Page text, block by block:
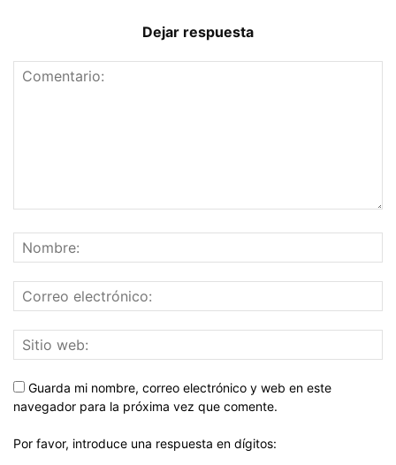
Dejar respuesta
Guarda mi nombre, correo electrónico y web en este
navegador para la próxima vez que comente.
Por favor, introduce una respuesta en dígitos: